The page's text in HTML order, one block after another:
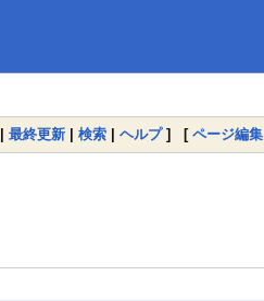
| 最終更新 | 検索 | ヘルプ] [ ページ編集